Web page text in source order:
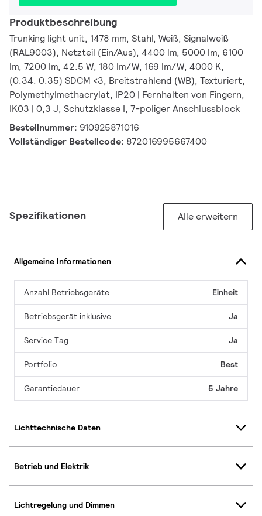
Produktbeschreibung
Trunking light unit, 1478 mm, Stahl, Weiß, Signalweiß
(RAL9003), Netzteil (Ein/Aus), 4400 lm, 5000 lm, 6100
lm, 7200 lm, 42.5 W, 180 lm/W, 169 lm/W, 4000 K,
(0.34. 0.35) SDCM <3, Breitstrahlend (WB), Texturiert,
Polymethylmethacrylat, IP20 | Fernhalten von Fingern,
IK03 | 0,3 J, Schutzklasse I, 7-poliger Anschlussblock
Bestellnummer: 910925871016
Vollständiger Bestellcode: 872016995667400
Spezifikationen Alle erweitern
Allgemeine Informationen
Anzahl Betriebsgeräte Einheit
Betriebsgerät inklusive Ja
Service Tag Ja
Portfolio Best
Garantiedauer 5 Jahre
Lichttechnische Daten
Betrieb und Elektrik
Lichtregelung und Dimmen